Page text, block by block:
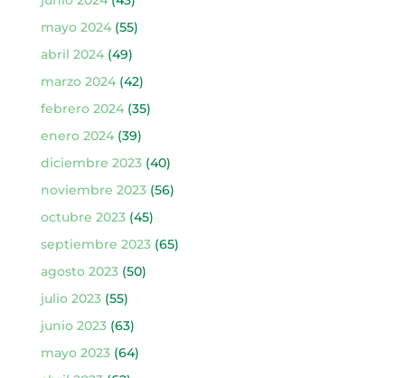
mayo 2024(55)
abril 2024(49)
marzo 2024(42)
febrero 2024(35)
enero 2024(39)
diciembre 2023(40)
noviembre 2023(56)
octubre 2023(45)
septiembre 2023(65)
agosto 2023(50)
julio 2023(55)
junio 2023(63)
mayo 2023(64)